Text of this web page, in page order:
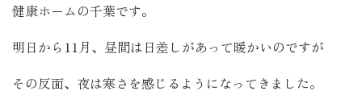
健康ホームの千葉です。
明日から11月、昼間は日差しがあって暖かいのですが
その反面、夜は寒さを感じるようになってきました。